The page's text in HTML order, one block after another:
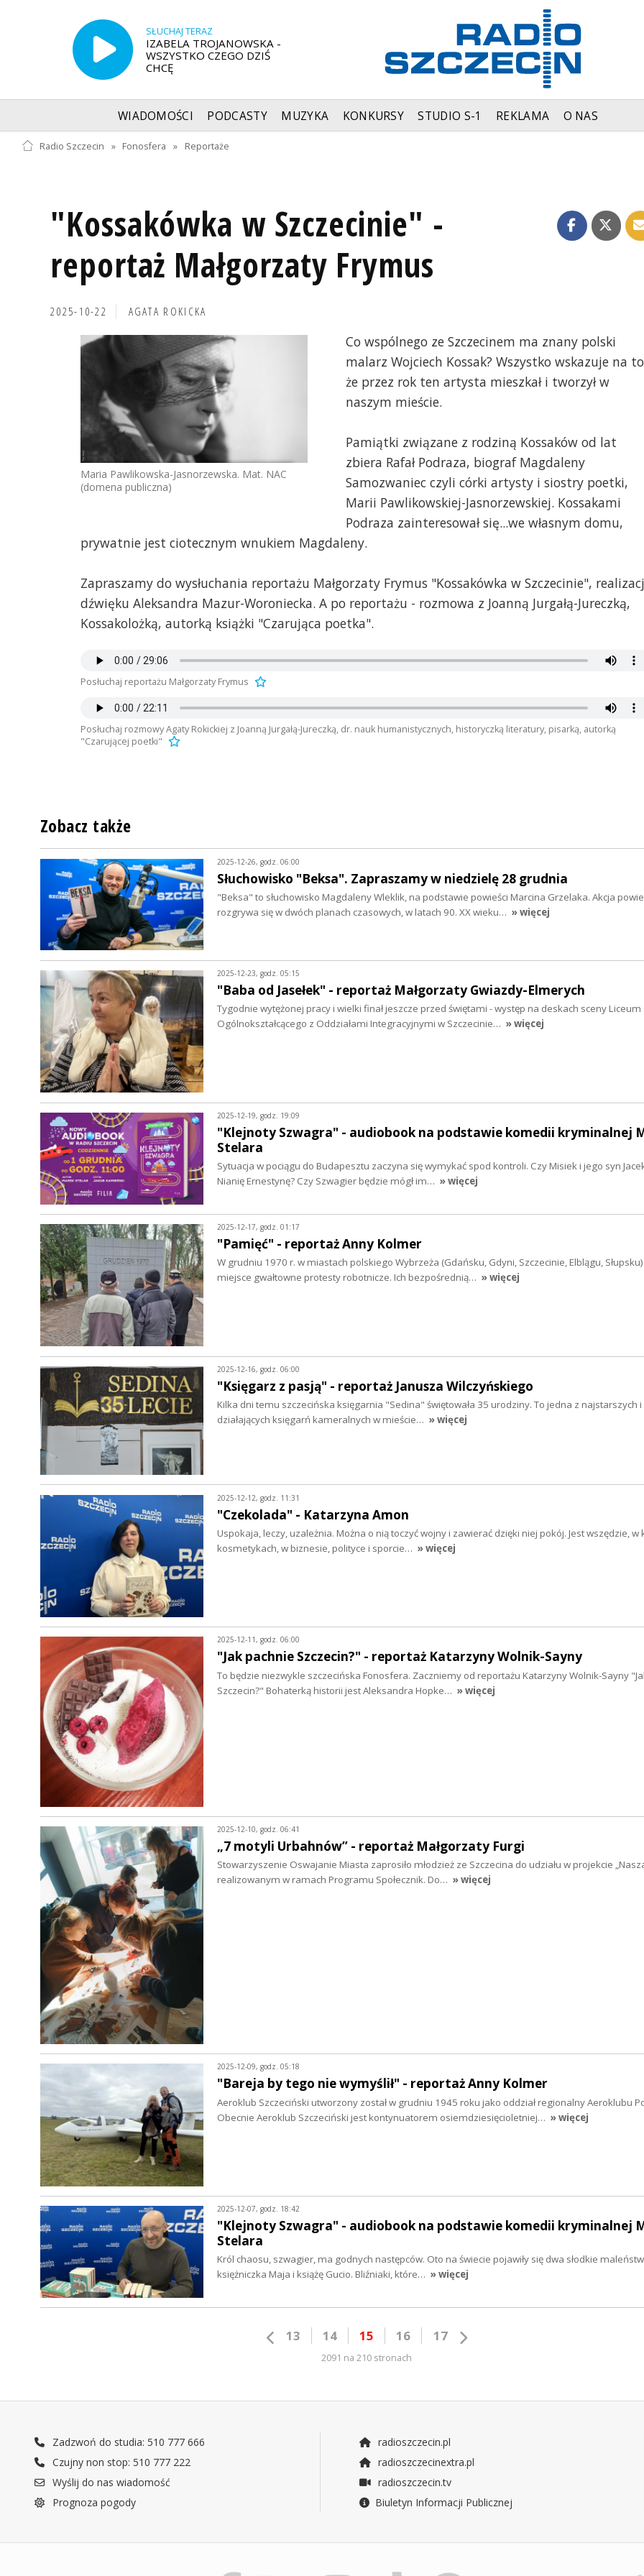
SŁUCHAJ TERAZ
IZABELA TROJANOWSKA -
WSZYSTKO CZEGO DZIŚ
CHCĘ
WIADOMOŚCI PODCASTY MUZYKA KONKURSY STUDIO S-1 REKLAMA O NAS
Radio Szczecin » Fonosfera » Reportaże
"Kossakówka w Szczecinie" -
reportaż Małgorzaty Frymus
2025-10-22 AGATA ROKICKA
Maria Pawlikowska-Jasnorzewska. Mat. NAC
(domena publiczna)
Co wspólnego ze Szczecinem ma znany polski
malarz Wojciech Kossak? Wszystko wskazuje na
że przez rok ten artysta mieszkał i tworzył w
naszym mieście.
Pamiątki związane z rodziną Kossaków od lat
zbiera Rafał Podraza, biograf Magdaleny
Samozwaniec czyli córki artysty i siostry poetki,
Marii Pawlikowskiej-Jasnorzewskiej. Kossakami
Podraza zainteresował się...we własnym domu,
prywatnie jest ciotecznym wnukiem Magdaleny.
Zapraszamy do wysłuchania reportażu Małgorzaty Frymus "Kossakówka w Szczecinie",
dźwięku Aleksandra Mazur-Woroniecka. A po reportażu - rozmowa z Joanną Jurgałą-Jureczką,
Kossakolożką, autorką książki "Czarująca poetka".
Posłuchaj reportażu Małgorzaty Frymus
Posłuchaj rozmowy Agaty Rokickiej z Joanną Jurgałą-Jureczką, dr. nauk humanistycznych, historyczką literatury, pisarką, autorką
"Czarującej poetki"
Zobacz także
2025-12-26, godz. 06:00
Słuchowisko "Beksa". Zapraszamy w niedzielę 28 grudnia
"Beksa" to słuchowisko Magdaleny Wleklik, na podstawie powieści Marcina Grzelaka. Akcja
rozgrywa się w dwóch planach czasowych, w latach 90. XX wieku… » więcej
2025-12-23, godz. 05:15
"Baba od Jasełek" - reportaż Małgorzaty Gwiazdy-Elmerych
Tygodnie wytężonej pracy i wielki finał jeszcze przed świętami - występ na deskach sceny Liceum
Ogólnokształcącego z Oddziałami Integracyjnymi w Szczecinie… » więcej
2025-12-19, godz. 19:09
"Klejnoty Szwagra" - audiobook na podstawie komedii kryminalnej
Stelara
Sytuacja w pociągu do Budapesztu zaczyna się wymykać spod kontroli. Czy Misiek i jego syn
Nianię Ernestynę? Czy Szwagier będzie mógł im… » więcej
2025-12-17, godz. 01:17
"Pamięć" - reportaż Anny Kolmer
W grudniu 1970 r. w miastach polskiego Wybrzeża (Gdańsku, Gdyni, Szczecinie, Elblągu, Słupsku)
miejsce gwałtowne protesty robotnicze. Ich bezpośrednią… » więcej
2025-12-16, godz. 06:00
"Księgarz z pasją" - reportaż Janusza Wilczyńskiego
Kilka dni temu szczecińska księgarnia "Sedina" świętowała 35 urodziny. To jedna z najstarszych i
działających księgarń kameralnych w mieście… » więcej
2025-12-12, godz. 11:31
"Czekolada" - Katarzyna Amon
Uspokaja, leczy, uzależnia. Można o nią toczyć wojny i zawierać dzięki niej pokój. Jest wszędzie, w
kosmetykach, w biznesie, polityce i sporcie… » więcej
2025-12-11, godz. 06:00
"Jak pachnie Szczecin?" - reportaż Katarzyny Wolnik-Sayny
To będzie niezwykle szczecińska Fonosfera. Zaczniemy od reportażu Katarzyny Wolnik-Sayny
Szczecin?" Bohaterką historii jest Aleksandra Hopke… » więcej
2025-12-10, godz. 06:41
„7 motyli Urbahnów” - reportaż Małgorzaty Furgi
Stowarzyszenie Oswajanie Miasta zaprosiło młodzież ze Szczecina do udziału w projekcie
realizowanym w ramach Programu Społecznik. Do… » więcej
2025-12-09, godz. 05:18
"Bareja by tego nie wymyślił" - reportaż Anny Kolmer
Aeroklub Szczeciński utworzony został w grudniu 1945 roku jako oddział regionalny Aeroklubu
Obecnie Aeroklub Szczeciński jest kontynuatorem osiemdziesięcioletniej… » więcej
2025-12-07, godz. 18:42
"Klejnoty Szwagra" - audiobook na podstawie komedii kryminalnej
Stelara
Król chaosu, szwagier, ma godnych następców. Oto na świecie pojawiły się dwa słodkie
księżniczka Maja i książę Gucio. Bliźniaki, które… » więcej
13 14 15 16 17
2091 na 210 stronach
Zadzwoń do studia: 510 777 666
Czujny non stop: 510 777 222
Wyślij do nas wiadomość
Prognoza pogody
radioszczecin.pl
radioszczecinextra.pl
radioszczecin.tv
Biuletyn Informacji Publicznej